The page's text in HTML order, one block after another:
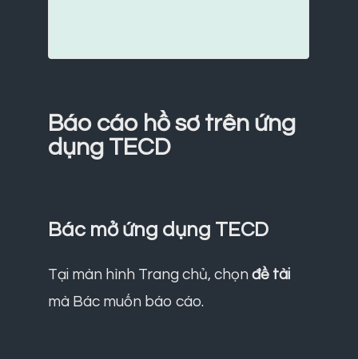
Báo cáo hồ sơ trên ứng
dụng TECD
Bác mở ứng dụng TECD
Tại màn hình Trang chủ, chọn đề tài
mà Bác muốn báo cáo.